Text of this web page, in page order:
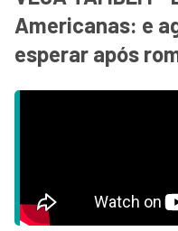
Americanas: e
esperar após